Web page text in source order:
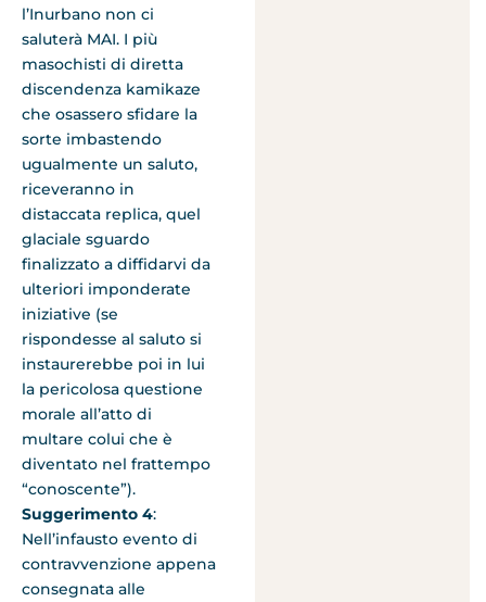
l’Inurbano non ci
saluterà MAI. I più
masochisti di diretta
discendenza kamikaze
che osassero sfidare la
sorte imbastendo
ugualmente un saluto,
riceveranno in
distaccata replica, quel
glaciale sguardo
finalizzato a diffidarvi da
ulteriori imponderate
iniziative (se
rispondesse al saluto si
instaurerebbe poi in lui
la pericolosa questione
morale all’atto di
multare colui che è
diventato nel frattempo
“conoscente”).
Suggerimento 4:
Nell’infausto evento di
contravvenzione appena
consegnata alle